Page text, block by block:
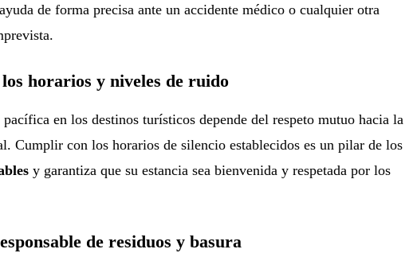
de forma precisa ante un accidente médico o cualquier otra
horarios y niveles de ruido
en los destinos turísticos depende del respeto mutuo hacia la
Cumplir con los horarios de silencio establecidos es un pilar de los
y garantiza que su estancia sea bienvenida y respetada por los
de residuos y basura